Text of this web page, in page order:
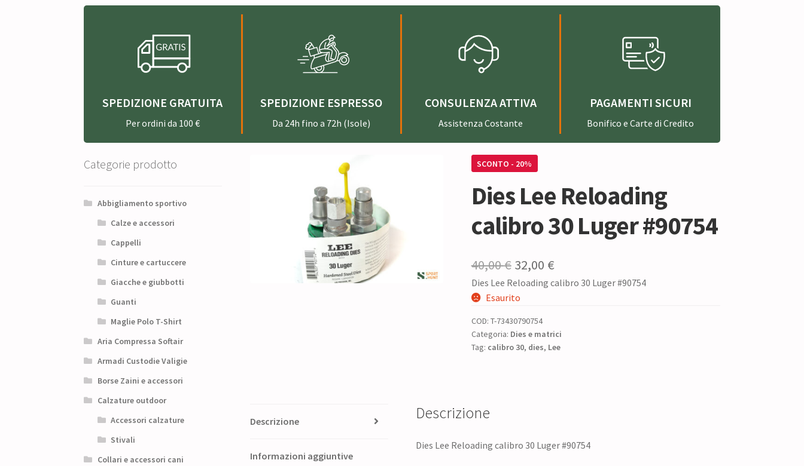
SPEDIZIONE GRATUITA
Per ordini da 100 €
SPEDIZIONE ESPRESSO
Da 24h fino a 72h (Isole)
CONSULENZA ATTIVA
Assistenza Costante
PAGAMENTI SICURI
Bonifico e Carte di Credito
SCONTO - 20%
Dies Lee Reloading
calibro 30 Luger #90754
40,00€ Il
prezzo
era:
40,00 €.
32,00 €Il
prezzo
è:
32,00 €.
Dies Lee Reloading calibro 30 Luger #90754
Esaurito
COD: T-73430790754
Categoria: Dies e matrici
Tag: calibro 30, dies, Lee
Descrizione
Informazioni aggiuntive
Descrizione
Dies Lee Reloading calibro 30 Luger #90754
Categorie prodotto
Abbigliamento sportivo
Calze e accessori
Cappelli
Cinture e cartuccere
Giacche e giubbotti
Guanti
Maglie Polo T-Shirt
Aria Compressa Softair
Armadi Custodie Valigie
Borse Zaini e accessori
Calzature outdoor
Accessori calzature
Stivali
Collari e accessori cani